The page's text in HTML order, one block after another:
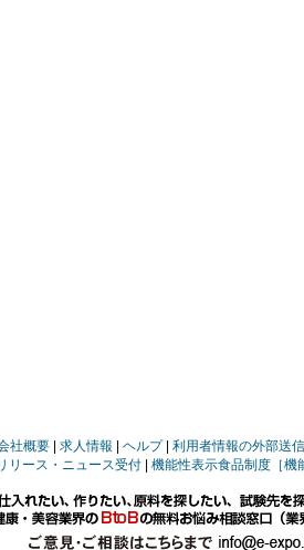
社概要 求人情報 ヘルプ 利用者情報の外部送
リース・ニュース受付
機能性表示食品制度［機